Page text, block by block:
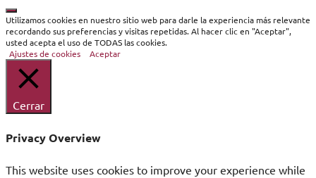
Cerrar
Utilizamos cookies en nuestro sitio web para darle la experiencia más relevante
recordando sus preferencias y visitas repetidas. Al hacer clic en "Aceptar",
usted acepta el uso de TODAS las cookies.
Ajustes de cookies
Aceptar
Cerrar
Privacy Overview
This website uses cookies to improve your experience while